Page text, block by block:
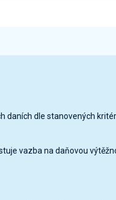
daních dle stanovených
vazba na daňovou